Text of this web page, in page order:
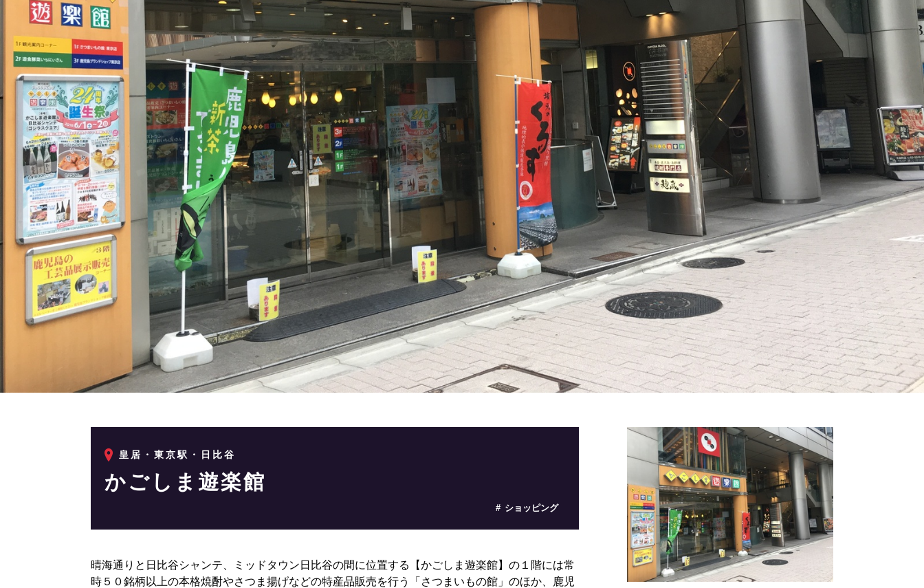
皇居・東京駅・日比谷
かごしま遊楽館
ショッピング
晴海通りと日比谷シャンテ、ミッドタウン日比谷の間に位置する【かごしま遊楽館】の１階には常
時５０銘柄以上の本格焼酎やさつま揚げなどの特産品販売を行う「さつまいもの館」のほか、鹿児